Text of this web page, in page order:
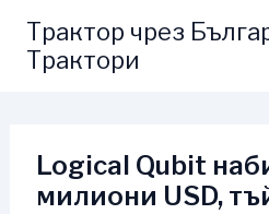
content
Трактор чрез
Трактори
Logical Qubit
милиони USD,